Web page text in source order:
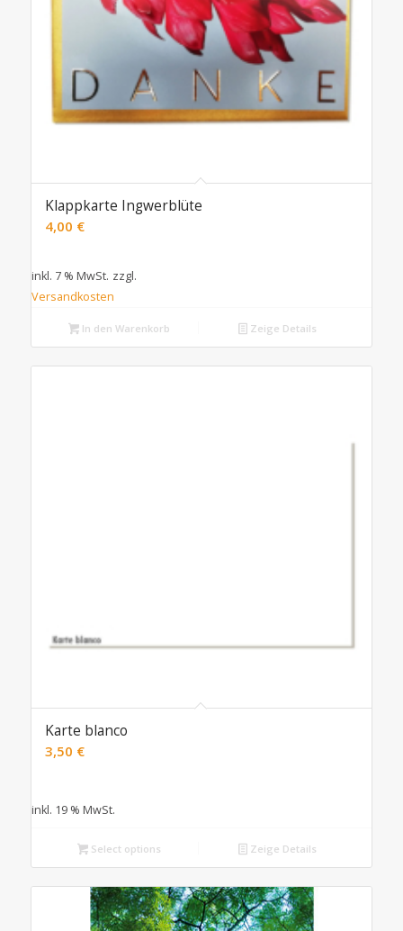
Klappkarte Ingwerblüte
4,00 €
inkl. 7 % MwSt. zzgl.
Versandkosten
In den Warenkorb Zeige Details
Karte blanco
3,50 €
inkl. 19 % MwSt.
Select options Zeige Details